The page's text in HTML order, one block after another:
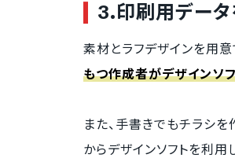
3.印刷用データ
素材とラフデザインを用意
もつ作成者がデザインソ
また、手書きでもチラシ
からデザインソフトを利